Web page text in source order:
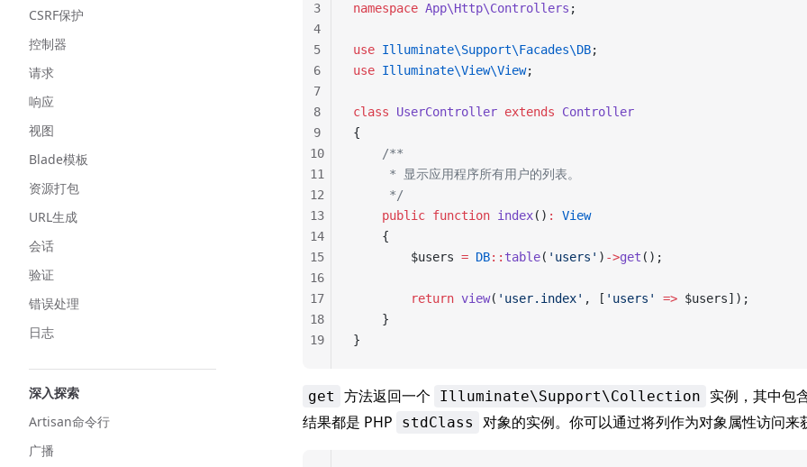
CSRF保护
控制器
请求
响应
视图
Blade模板
资源打包
URL生成
会话
验证
错误处理
日志
深入探索
Artisan命令行
广播
namespace App\Http\Controllers ;
use Illuminate\Support\Facades\DB;
use Illuminate\View\View;
class UserController extends Controller
{
    /**
     * 显示应用程序所有用户的列表。
     */
    public
function index() :
View
    {
        $users
= DB:: table( 'users' ) ->get ();
        return
view( 'user.index' , [ 'users' => $users]);
    }
}
3
4
5
6
7
8
9
10
11
12
13
14
15
16
17
18
19
get 方法返回一个 Illuminate\Support\Collection
实例，其中包
结果都是 PHP
stdClass 对象的实例。你可以通过将列作为对象属性访问来